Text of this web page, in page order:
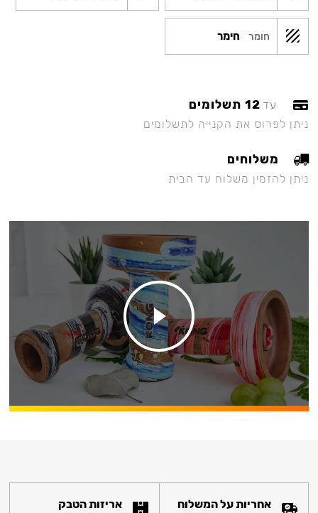
חומר חימר
עד 12 תשלומים
ניתן לפרוס את הקנייה לתשלומים
משלוחים
ניתן להזמין משלוח עד הבית
אחריות על המשלוח אריזות הטבק